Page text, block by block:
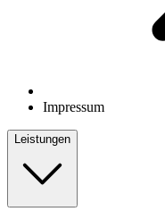
Impressum
Leistungen